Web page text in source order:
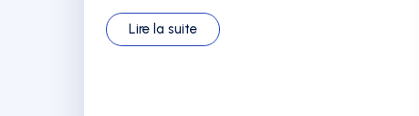
Lire la suite